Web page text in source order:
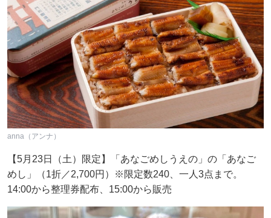
anna（アンナ）
【5月23日（土）限定】「あなごめしうえの」の「あなご
めし」（1折／2,700円）※限定数240、一人3点まで。
14:00から整理券配布、15:00から販売